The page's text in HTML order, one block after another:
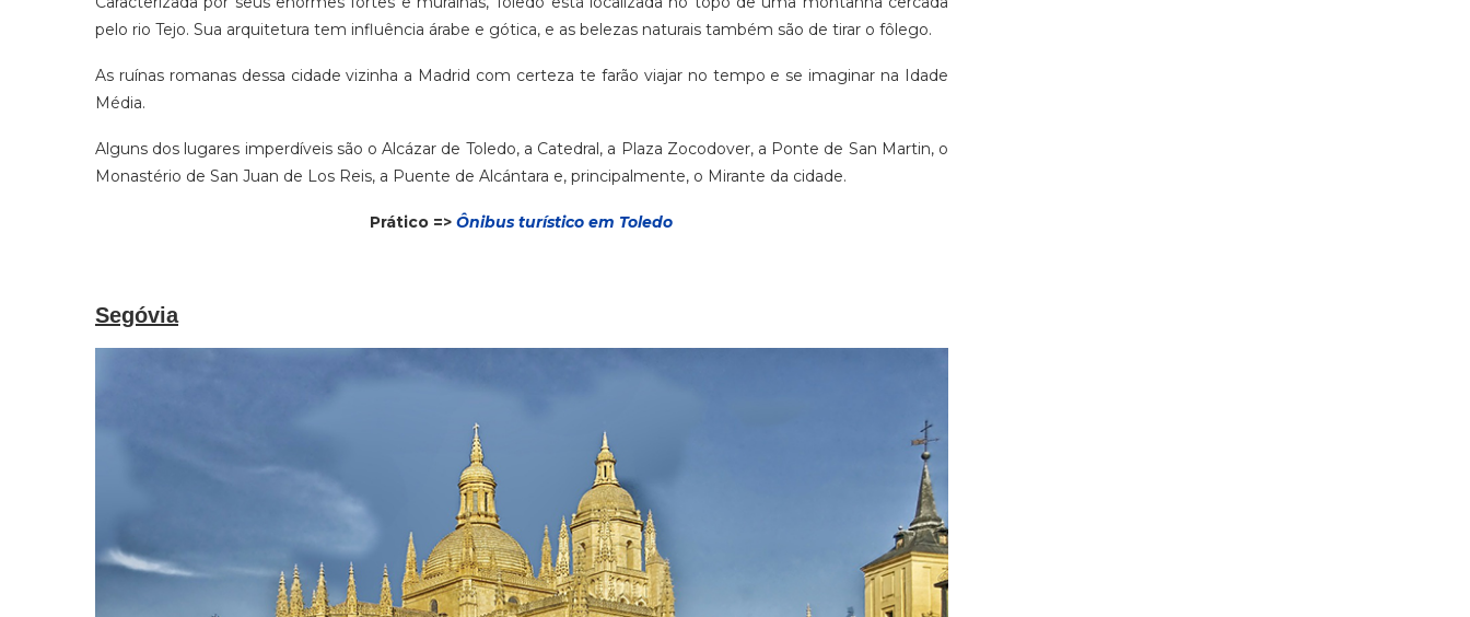
pelo rio Tejo. Sua arquitetura tem influência árabe e gótica, e as belezas naturais também são de tirar o fôlego.
As ruínas romanas dessa cidade vizinha a Madrid com certeza te farão viajar no tempo e se imaginar na Idade
Média.
Alguns dos lugares imperdíveis são o Alcázar de Toledo, a Catedral, a Plaza Zocodover, a Ponte de San Martin, o
Monastério de San Juan de Los Reis, a Puente de Alcántara e, principalmente, o Mirante da cidade.
Prático =>Ônibus turístico em Toledo
Segóvia